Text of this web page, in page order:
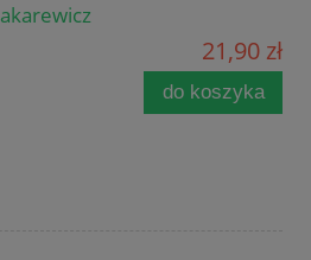
21,90 zł
do koszyka